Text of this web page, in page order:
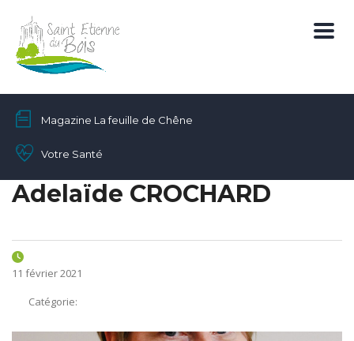
Magazine La feuille de Chêne
Votre Santé
Adelaïde CROCHARD
11 février 2021
Catégorie: